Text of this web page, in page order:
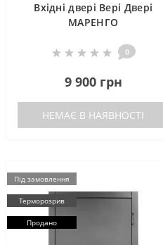
Вхідні двері Вері Двері
МАРЕНГО
0
9 900 грн
НЕМАЄ В НАЯВНОСТІ
Під замовлення
Терморозрив
Продано